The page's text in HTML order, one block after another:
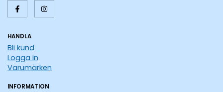
HANDLA
Bli kund
Logga in
Varumärken
INFORMATION